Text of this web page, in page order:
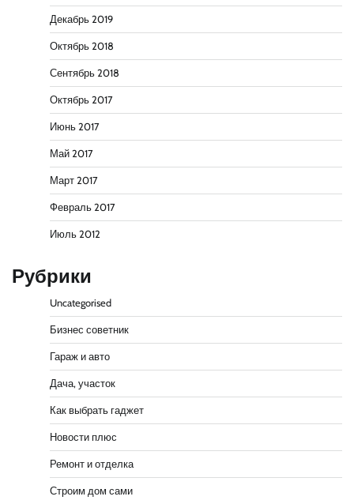
Декабрь 2019
Октябрь 2018
Сентябрь 2018
Октябрь 2017
Июнь 2017
Май 2017
Март 2017
Февраль 2017
Июль 2012
Рубрики
Uncategorised
Бизнес советник
Гараж и авто
Дача, участок
Как выбрать гаджет
Новости плюс
Ремонт и отделка
Строим дом сами